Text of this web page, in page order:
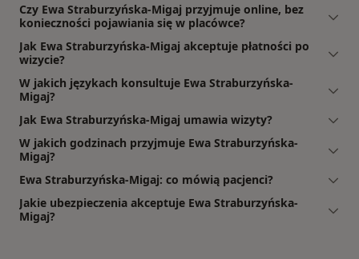
Czy Ewa Straburzyńska-Migaj przyjmuje online, bez
konieczności pojawiania się w placówce?
Jak Ewa Straburzyńska-Migaj akceptuje płatności po
wizycie?
W jakich językach konsultuje Ewa Straburzyńska-
Migaj?
Jak Ewa Straburzyńska-Migaj umawia wizyty?
W jakich godzinach przyjmuje Ewa Straburzyńska-
Migaj?
Ewa Straburzyńska-Migaj: co mówią pacjenci?
Jakie ubezpieczenia akceptuje Ewa Straburzyńska-
Migaj?